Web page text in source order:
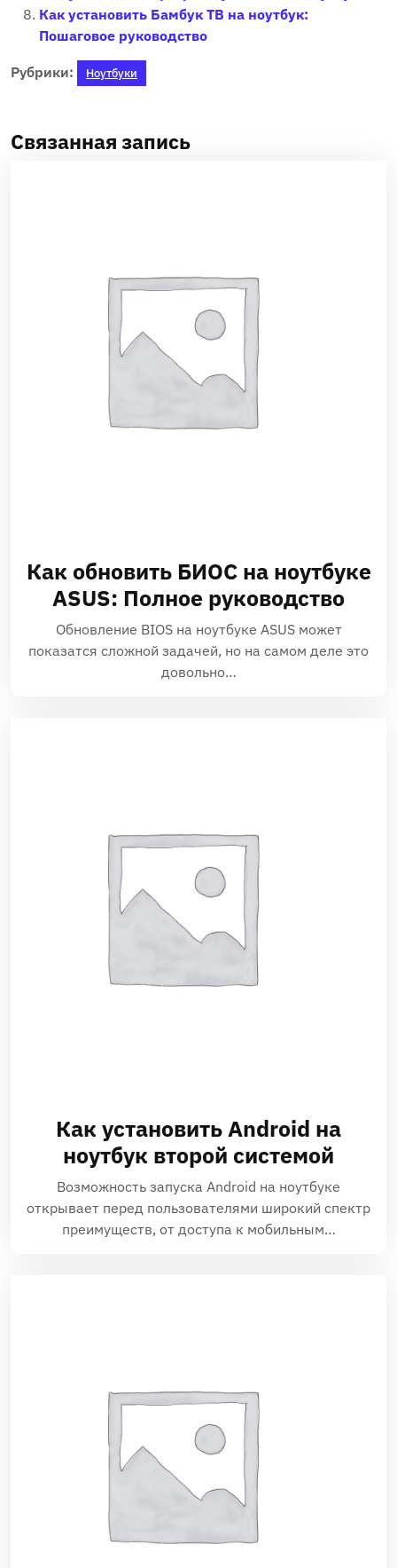
Как установить Бамбук ТВ на ноутбук:
Пошаговое руководство
Рубрики: Ноутбуки
Связанная запись
Как обновить БИОС на ноутбуке
ASUS: Полное руководство
Обновление BIOS на ноутбуке ASUS может
показатся сложной задачей, но на самом деле это
довольно…
Как установить Android на
ноутбук второй системой
Возможность запуска Android на ноутбуке
открывает перед пользователями широкий спектр
преимуществ, от доступа к мобильным…